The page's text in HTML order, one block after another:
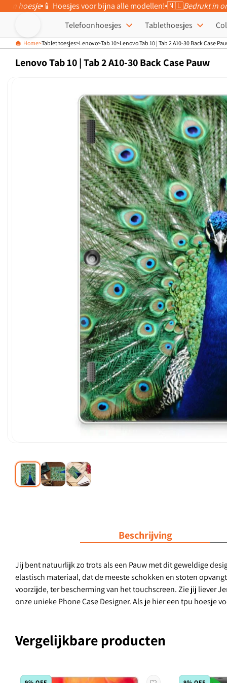
Meteen naar
hoesje📱 Hoesjes voor bijna alle modellen! 🇳🇱Bedrukt in
Telefoonhoesjes
Tablethoesjes
Home Tablethoesjes Lenovo Tab 10 Lenovo Tab 10 | Tab 2 A10-30 Back Case
Lenovo Tab 10 | Tab 2 A10-30 Back Case Pauw
Beschrijving
Jij bent natuurlijk zo trots als een Pauw met dit geweldige
elastisch materiaal, dat de meeste schokken en stoten
voorzijde, ter bescherming van het touchscreen. Zie jij liever
onze unieke Phone Case Designer. Als je hier een tpu hoesje
Vergelijkbare producten